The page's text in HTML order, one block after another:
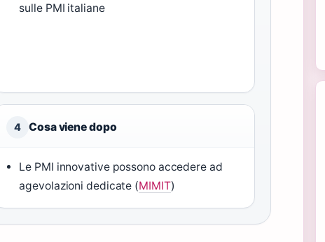
sulle PMI italiane
4 Cosa viene dopo
Le PMI innovative possono accedere ad
agevolazioni dedicate (MIMIT)